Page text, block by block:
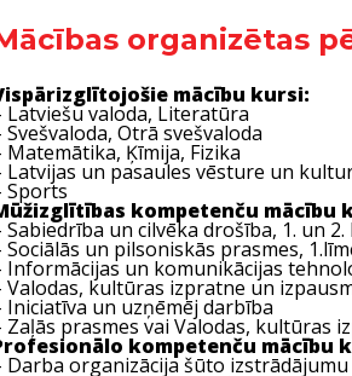
organizētas
mācību kursi:
Latviešu valoda, Literatūra
Svešvaloda, Otrā svešvaloda
Matemātika, Ķīmija, Fizika
Latvijas un pasaules vēsture un
Sports
kompetenču mācību
Sabiedrība un cilvēka drošība, 1. un 2.
Sociālās un pilsoniskās prasmes,
Informācijas un komunikācijas
Valodas, kultūras izpratne un
Iniciatīva un uzņēmēj darbība
Zaļās prasmes vai Valodas, kultūras
kompetenču mācību
Darba organizācija šūto